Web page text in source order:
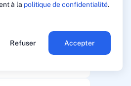
à la politique de confidentialité.
Refuser Accepter